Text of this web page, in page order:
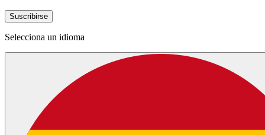
Suscribirse
Selecciona un idioma